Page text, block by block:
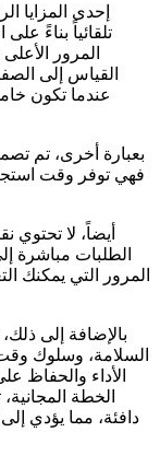
إحدى المزايا
تلقائياً بناءً
المرور
القياس إلى
عندما تكون
بعبارة أخرى، تم
فهي توفر وقت
أيضاً، لا
الطلبات مباشرة
المرور التي يمكنك
بالإضافة إلى
السلامة، وسلوك
الأداء